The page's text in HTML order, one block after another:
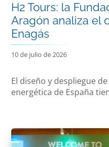
H2 Tours: la
Aragón analiza el
Enagás
10 de julio de 2026
El diseño y despliegue
energética de España